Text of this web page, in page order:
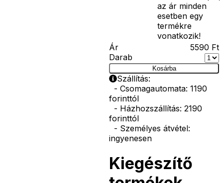
az ár minden
esetben egy
termékre
vonatkozik!
Ár
5590 Ft
Darab
Kosárba
Szállítás:
- Csomagautomata: 1190
forinttól
- Házhozszállítás: 2190
forinttól
- Személyes átvétel:
ingyenesen
Kiegészítő